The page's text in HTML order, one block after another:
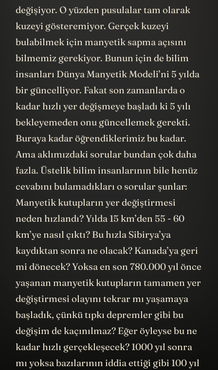
değişiyor. O yüzden pusulalar tam olarak
kuzeyi gösteremiyor. Gerçek kuzeyi
bulabilmek için manyetik sapma açısını
bilmemiz gerekiyor. Bunun için de bilim
insanları Dünya Manyetik Modeli’ni 5 yılda
bir güncelliyor. Fakat son zamanlarda o
kadar hızlı yer değişmeye başladı ki 5 yılı
bekleyemeden onu güncellemek gerekti.
Buraya kadar öğrendiklerimiz bu kadar.
Ama aklımızdaki sorular bundan çok daha
fazla. Üstelik bilim insanlarının bile henüz
cevabını bulamadıkları o sorular şunlar:
Manyetik kutupların yer değiştirmesi
neden hızlandı? Yılda 15 km’den 55 - 60
km’ye nasıl çıktı? Bu hızla Sibirya’ya
kaydıktan sonra ne olacak? Kanada’ya geri
mi dönecek? Yoksa en son 780.000 yıl önce
yaşanan manyetik kutupların tamamen yer
değiştirmesi olayını tekrar mı yaşamaya
başladık, çünkü tıpkı depremler gibi bu
değişim de kaçınılmaz? Eğer öyleyse bu ne
kadar hızlı gerçekleşecek? 1000 yıl sonra
mı yoksa bazılarının iddia ettiği gibi 100 yıl